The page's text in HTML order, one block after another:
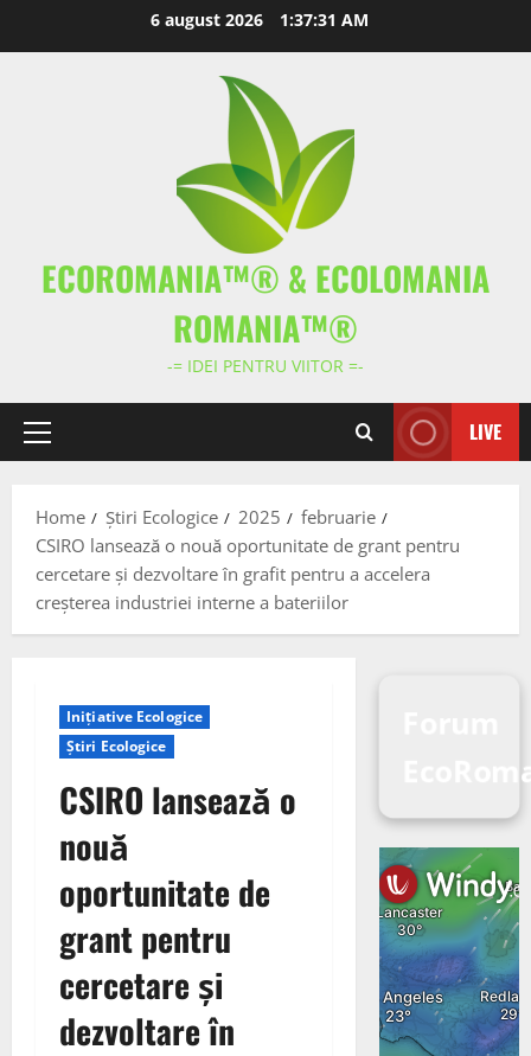
6 august 2026 1:37:32 AM
ECOROMANIA™® & ECOLOMANIA
ROMANIA™®
-= IDEI PENTRU VIITOR =-
Primary
LIVE
Home Știri Ecologice 2025
februarie
CSIRO lansează o nouă oportunitate de grant pentru
cercetare și dezvoltare în grafit pentru a accelera
creșterea industriei interne a bateriilor
Inițiative Ecologice
Știri Ecologice
CSIRO lansează o
nouă
oportunitate de
grant pentru
cercetare și
dezvoltare în